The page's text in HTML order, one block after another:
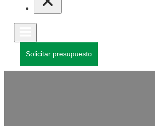
Solicitar presupuesto